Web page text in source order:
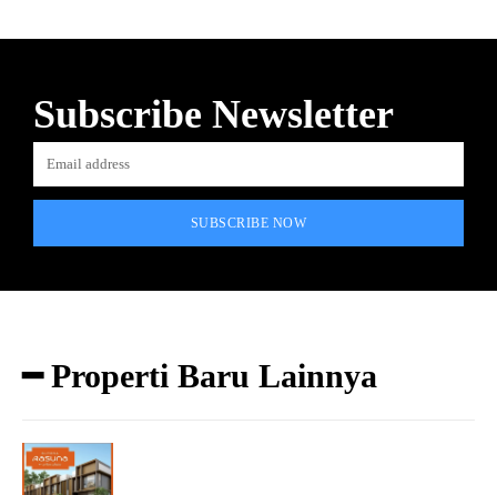
Subscribe Newsletter
SUBSCRIBE NOW
━ Properti Baru Lainnya